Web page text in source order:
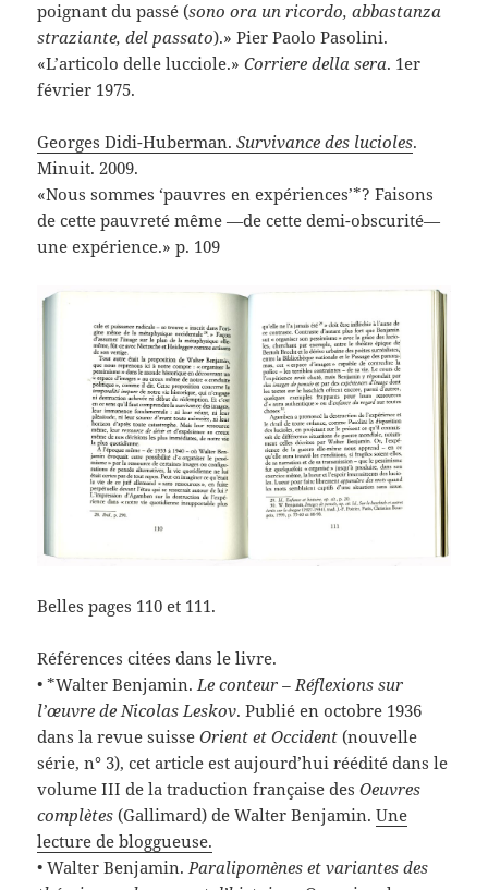
poignant du passé (sono ora un ricordo, abbastanza
straziante, del passato).» Pier Paolo Pasolini.
«L’articolo delle lucciole.»Corriere della sera. 1er
février 1975.
Georges Didi-Huberman.Survivance des lucioles.
Minuit. 2009.
«Nous sommes ‘pauvres en expériences’*? Faisons
de cette pauvreté même —de cette demi-obscurité—
une expérience.» p. 109
Belles pages 110 et 111.
Références citées dans le livre.
• *Walter Benjamin.Le conteur – Réflexions sur
l’œuvre de Nicolas Leskov. Publié en octobre 1936
dans la revue suisseOrient et Occident (nouvelle
série, n° 3), cet article est aujourd’hui réédité dans le
volume III de la traduction française desOeuvres
complètes (Gallimard) de Walter Benjamin.Une
lecture de bloggueuse.
• Walter Benjamin.Paralipomènes et variantes des